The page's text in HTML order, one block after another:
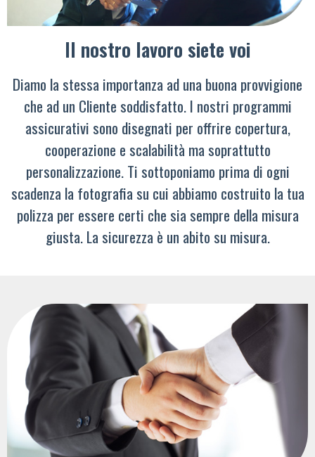
Il nostro lavoro siete voi
Diamo la stessa importanza ad una buona provvigione
che ad un Cliente soddisfatto. I nostri programmi
assicurativi sono disegnati per offrire copertura,
cooperazione e scalabilità ma soprattutto
personalizzazione. Ti sottoponiamo prima di ogni
scadenza la fotografia su cui abbiamo costruito la tua
polizza per essere certi che sia sempre della misura
giusta. La sicurezza è un abito su misura.